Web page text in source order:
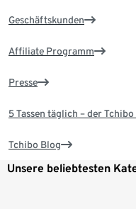
Geschäftskunden
Affiliate Programm
Presse
5 Tassen täglich – der
Tchibo Blog
Unsere beliebtesten